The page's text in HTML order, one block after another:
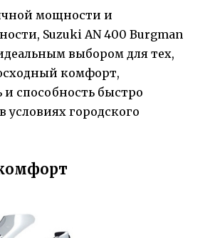
мощности и
Suzuki AN 400 Burgman
выбором для тех,
комфорт,
способность быстро
условиях городского